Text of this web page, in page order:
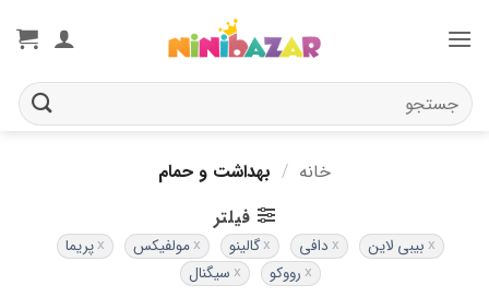
جستجو
برای:
خانه / بهداشت و حمام
فیلتر
بیبی لاین دافی گالینو مولفیکس
پریما
رووکو
سیگنال